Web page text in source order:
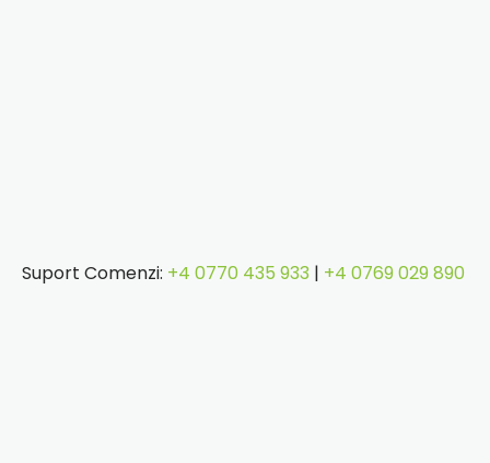
Suport Comenzi: +4 0770 435 933 | +4 0769 029 890